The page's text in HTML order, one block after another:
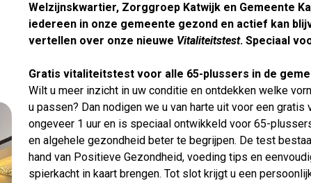
Welzijnskwartier, Zorggroep Katwijk en Gemeente
iedereen in onze gemeente gezond en actief kan
vertellen over onze nieuwe Vitaliteitstest. Speciaal
Gratis vitaliteitstest voor alle 65-plussers in de
Wilt u meer inzicht in uw conditie en ontdekken welke
u passen? Dan nodigen we u van harte uit voor een
ongeveer 1 uur en is speciaal ontwikkeld voor 65-
en algehele gezondheid beter te begrijpen. De test
hand van Positieve Gezondheid, voeding tips en
spierkacht in kaart brengen. Tot slot krijgt u een